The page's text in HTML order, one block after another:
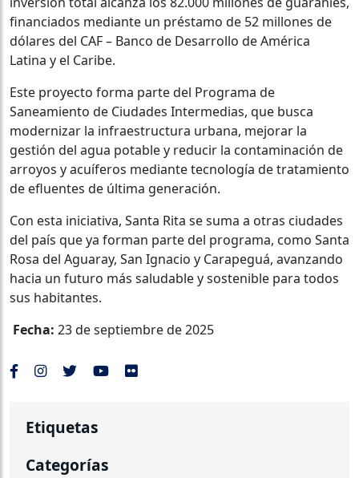
financiados mediante un préstamo de 52 millones de
dólares del CAF – Banco de Desarrollo de América
Latina y el Caribe.
Este proyecto forma parte del Programa de
Saneamiento de Ciudades Intermedias, que busca
modernizar la infraestructura urbana, mejorar la
gestión del agua potable y reducir la contaminación de
arroyos y acuíferos mediante tecnología de tratamiento
de efluentes de última generación.
Con esta iniciativa, Santa Rita se suma a otras ciudades
del país que ya forman parte del programa, como Santa
Rosa del Aguaray, San Ignacio y Carapeguá, avanzando
hacia un futuro más saludable y sostenible para todos
sus habitantes.
Fecha: 23 de septiembre de 2025
Etiquetas
Categorías